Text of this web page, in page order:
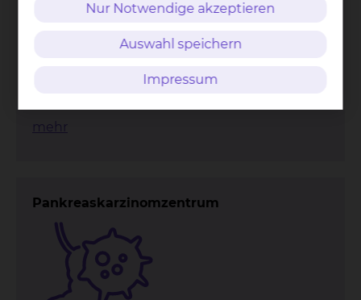
Fichtengrund 1, 38126 Braunschweig
+49 531 595 2462
mehr
Pankreaskarzinomzentrum
Nur Notwendige akzeptieren
Auswahl speichern
Impressum